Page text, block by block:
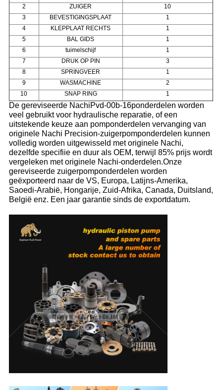
2
ZUIGER
10
3
BEVESTIGINGSPLAAT
1
4
KLEPPLAAT RECHTS
1
5
BAL GIDS
1
6
tuimelschijf
1
7
DRUK OP PIN
3
8
SPRINGVEER
1
9
WASMACHINE
2
10
SNAP RING 1
De gereviseerde NachiPvd-00b-16ponderdelen worden
veel gebruikt voor hydraulische reparatie, of een
uitstekende keuze aan pomponderdelen vervanging van
originele Nachi Precision-zuigerpomponderdelen kunnen
volledig worden uitgewisseld met originele Nachi,
dezelfde specifiie en duur als OEM, terwijl 85% prijs wordt
vergeleken met originele Nachi-onderdelen.Onze
gereviseerde zuigerpomponderdelen worden
geëxporteerd naar de VS, Europa, Latijns-Amerika,
Saoedi-Arabië, Hongarije, Zuid-Afrika, Canada, Duitsland,
België enz. Een jaar garantie sinds de exportdatum.